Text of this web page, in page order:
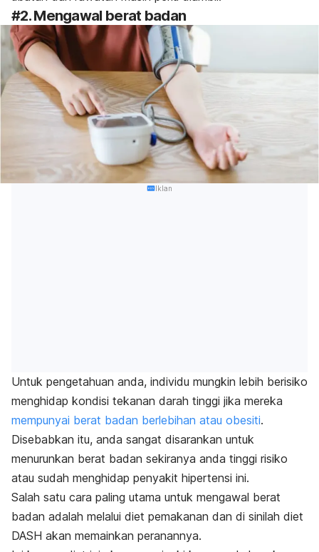
#2. Mengawal berat badan
Iklan
Untuk pengetahuan anda, individu mungkin lebih berisiko
menghidap kondisi tekanan darah tinggi jika mereka
mempunyai berat badan berlebihan atau obesiti.
Disebabkan itu, anda sangat disarankan untuk
menurunkan berat badan sekiranya anda tinggi risiko
atau sudah menghidap penyakit hipertensi ini.
Salah satu cara paling utama untuk mengawal berat
badan adalah melalui diet pemakanan dan di sinilah diet
DASH akan memainkan peranannya.